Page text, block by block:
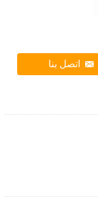
اتصل بنا